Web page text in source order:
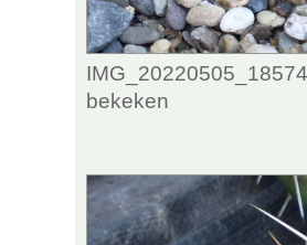
bekeken